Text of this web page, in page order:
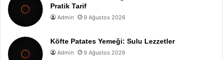
Pratik Tarif
Admin 9 Ağustos 2026
Köfte Patates Yemeği: Sulu Lezzetler
Admin 9 Ağustos 2026